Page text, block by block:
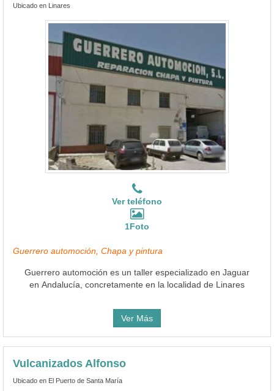
Ubicado en Linares
Ver teléfono
1Foto
Guerrero automoción, Chapa y pintura
Guerrero automoción es un taller especializado en Jaguar
en Andalucía, concretamente en la localidad de Linares
Ver Más
Vulcanizados Alfonso
Ubicado en El Puerto de Santa María